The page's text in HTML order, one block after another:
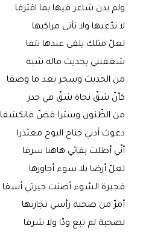
ولم يدن شاعر فيها بما اقترفا
لا ندّعيها ولا نأتي مراكبها
لعلّ مثلك يلقى عندها نتفا
شغفنني بحديث ماله شبه
من الحديث وسحر بعد ما وصفا
كأنّ شقّ نجاة شقّ في جدر
من الظّنون وسترا فضّ فانكشفا
دعوت أدني جناح البوح معتذرا
أنّي أطلت بقائي هاهنا سرفا
لعلّ أرضا بلا سوء أجاورها
فجيرة السّوء أضنت جيرتي أسفا
أمرّ من صحبة رأسي تجارتها
لصحبة لم تبع ودّا ولا شرفا